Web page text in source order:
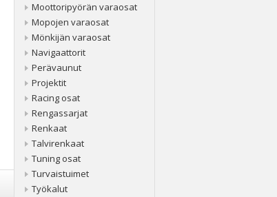
Moottoripyörän varaosat
Mopojen varaosat
Mönkijän varaosat
Navigaattorit
Perävaunut
Projektit
Racing osat
Rengassarjat
Renkaat
Talvirenkaat
Tuning osat
Turvaistuimet
Työkalut